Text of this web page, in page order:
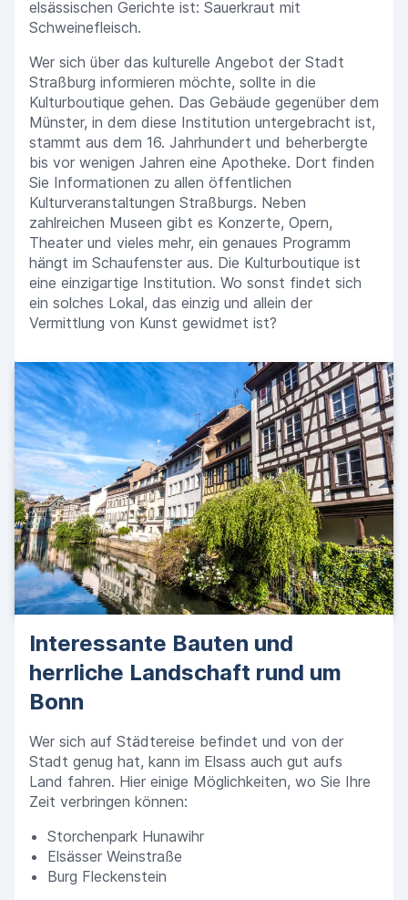
elsässischen Gerichte ist: Sauerkraut mit
Schweinefleisch.
Wer sich über das kulturelle Angebot der Stadt
Straßburg informieren möchte, sollte in die
Kulturboutique gehen. Das Gebäude gegenüber dem
Münster, in dem diese Institution untergebracht ist,
stammt aus dem 16. Jahrhundert und beherbergte
bis vor wenigen Jahren eine Apotheke. Dort finden
Sie Informationen zu allen öffentlichen
Kulturveranstaltungen Straßburgs. Neben
zahlreichen Museen gibt es Konzerte, Opern,
Theater und vieles mehr, ein genaues Programm
hängt im Schaufenster aus. Die Kulturboutique ist
eine einzigartige Institution. Wo sonst findet sich
ein solches Lokal, das einzig und allein der
Vermittlung von Kunst gewidmet ist?
Interessante Bauten und
herrliche Landschaft rund um
Bonn
Wer sich auf Städtereise befindet und von der
Stadt genug hat, kann im Elsass auch gut aufs
Land fahren. Hier einige Möglichkeiten, wo Sie Ihre
Zeit verbringen können:
Storchenpark Hunawihr
Elsässer Weinstraße
Burg Fleckenstein